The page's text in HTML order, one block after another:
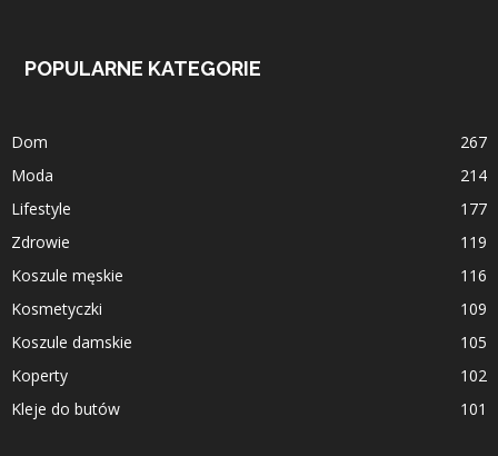
POPULARNE KATEGORIE
Dom
267
Moda
214
Lifestyle
177
Zdrowie
119
Koszule męskie
116
Kosmetyczki
109
Koszule damskie
105
Koperty
102
Kleje do butów
101